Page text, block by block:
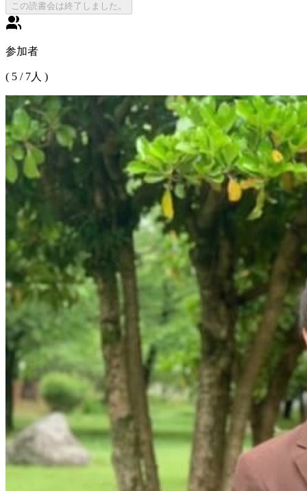
この読書会は終了しました。
参加者
( 5 / 7人 )